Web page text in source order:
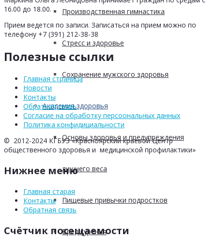
Производственная гимнастика
Стресс и здоровье
Сохранение мужского здоровья
Академия здоровья
Основы здоровья и предупреждения
лишнего веса
Пищевые привычки подростков
Вред курения
16.00 до 18.00.
Прием ведется по записи. Записаться на прием можно по
телефону +7 (391) 212-38-38
Полезные ссылки
Главная страница
Новости
Контакты
Обратная связь
Согласие на обработку персоональных данных
Политика конфидициальности
© 2012-2024 КГБУЗ «Красноярский краевой Центр
общественного здоровья и медицинской профилактики»
Нижнее меню
Главная старая
Контакты
Обратная связь
Счётчик посещаемости